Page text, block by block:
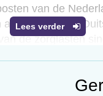
Lees verder
van de
Frankrijk en
de zorglasten
en stellen